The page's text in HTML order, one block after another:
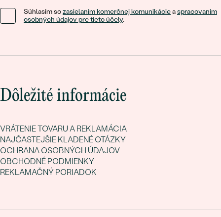
Súhlasím sozasielaním komerčnej komunikácieaspracovaním
osobných údajov pre tieto účely.
Dôležité informácie
VRÁTENIE TOVARU A REKLAMÁCIA
NAJČASTEJŠIE KLADENÉ OTÁZKY
OCHRANA OSOBNÝCH ÚDAJOV
OBCHODNÉ PODMIENKY
REKLAMAČNÝ PORIADOK